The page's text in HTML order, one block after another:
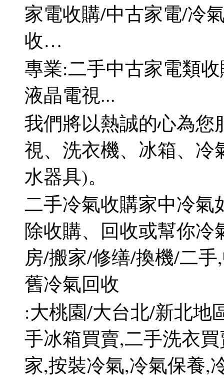
家電收購/中古家電/冷
收…
專業:二手中古家電類
液晶電視...
我們將以熱誠的心為您
視、洗衣機、冰箱、冷
水器具)。
二手冷氣收購家中冷
除收購、回收或幫你
房/搬家/修缮/換機/二
舊冷氣回收
:大桃園/大台北/新北地
手冰箱買賣,二手洗衣
家,按裝冷氣,冷氣保養,